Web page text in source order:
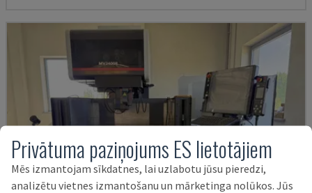
Privātuma paziņojums ES lietotājiem
Mēs izmantojam sīkdatnes, lai uzlabotu jūsu pieredzi,
analizētu vietnes izmantošanu un mārketinga nolūkos. Jūs